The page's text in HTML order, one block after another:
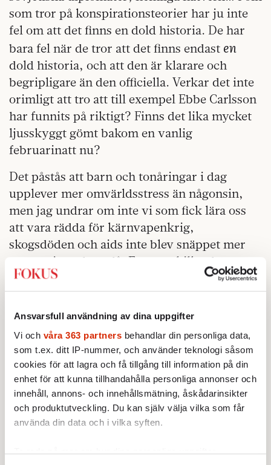
Ansvarsfull användning av dina uppgifter
Vi och våra 363 partners behandlar din personliga data,
som t.ex. ditt IP-nummer, och använder teknologi såsom
cookies för att lagra och få tillgång till information på din
enhet för att kunna tillhandahålla personliga annonser och
innehåll, annons- och innehållsmätning, åskådarinsikter
och produktutveckling. Du kan själv välja vilka som får
använda din data och i vilka syften.
Ta reda på mer om hur dina personliga uppgifter
som tror på konspirationsteorier har ju inte
fel om att det finns en dold historia. De har
bara fel när de tror att det finns endast en
dold historia, och att den är klarare och
begripligare än den officiella. Verkar det inte
orimligt att tro att till exempel Ebbe Carlsson
har funnits på riktigt? Finns det lika mycket
ljusskyggt gömt bakom en vanlig
februarinatt nu?
Det påstås att barn och tonåringar i dag
upplever mer omvärldsstress än någonsin,
men jag undrar om inte vi som fick lära oss
att vara rädda för kärnvapenkrig,
skogsdöden och aids inte blev snäppet mer
traumatiserade ändå. En stor skillnad är
förstås att dagens kids får för mycket
information om allt, medan vi fick för lite,
och tvingades fylla ut luckorna med egna
fantasier. Luckor som alltså ännu inte känns
riktigt fyllda.
Så i väntan på att Mikael Marcimain gör den
slutgiltiga filmatiseringen av åttiotalet sätter
jag på »Café Cosmopolite« med Imperiet och
drar mig konfunderat till minnes
Sayed, försurade sjöar och »Macken«.